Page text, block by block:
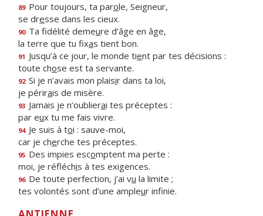
89 Pour toujours, ta parole, Seigneur,
se dresse dans les cieux.
90 Ta fidélité demeure d’âge en âge,
la terre que tu fixas tient bon.
91 Jusqu’à ce jour, le monde tient par tes décisions :
toute chose est ta servante.
92 Si je n’avais mon plaisir dans ta loi,
je périrais de misère.
93 Jamais je n’oublierai tes préceptes :
par eux tu me fais vivre.
94 Je suis à toi : sauve-moi,
car je cherche tes préceptes.
95 Des impies escomptent ma perte :
moi, je réfléchis à tes exigences.
96 De toute perfection, j’ai vu la limite ;
tes volontés sont d’une ampleur infinie.